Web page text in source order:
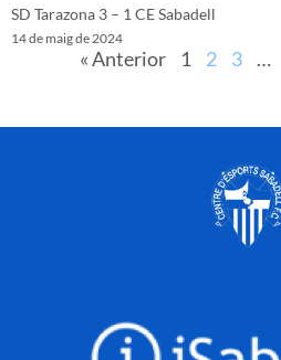
SD Tarazona 3 – 1 CE Sabadell
14 de maig de 2024
« Anterior 1 2 3 …